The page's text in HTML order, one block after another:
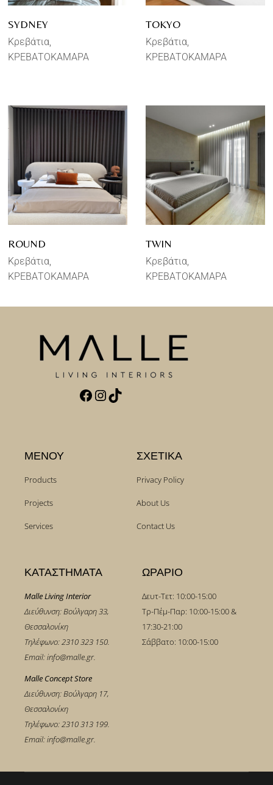
SYDNEY
Κρεβάτια
ΚΡΕΒΑΤΟΚΑΜΑΡΑ
TOKYO
Κρεβάτια
ΚΡΕΒΑΤΟΚΑΜΑΡΑ
ROUND
Κρεβάτια
ΚΡΕΒΑΤΟΚΑΜΑΡΑ
TWIN
Κρεβάτια
ΚΡΕΒΑΤΟΚΑΜΑΡΑ
ΜΕΝΟΥ
Products
Projects
Services
ΣΧΕΤΙΚΑ
Privacy Policy
About Us
Contact Us
ΚΑΤΑΣΤΗΜΑΤΑ
Malle Living Interior
Διεύθυνση: Βούλγαρη 33,
Θεσσαλονίκη
Τηλέφωνο:2310 323 150.
Email:info@malle.gr.
Malle Concept Store
Διεύθυνση: Βούλγαρη 17,
Θεσσαλονίκη
Τηλέφωνο:2310 313 199.
Email:info@malle.gr.
ΩΡΑΡΙΟ
Δευτ-Τετ: 10:00-15:00
Τρ-Πέμ-Παρ: 10:00-15:00 &
17:30-21:00
Σάββατο: 10:00-15:00